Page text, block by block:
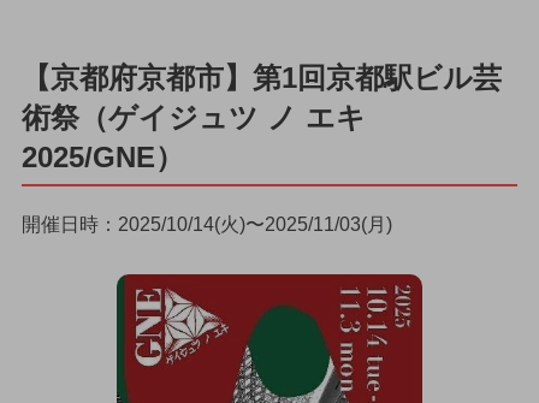
【京都府京都市】第1回京都駅ビル芸
術祭（ゲイジュツ ノ エキ
2025/GNE）
開催日時：2025/10/14(火)〜2025/11/03(月)